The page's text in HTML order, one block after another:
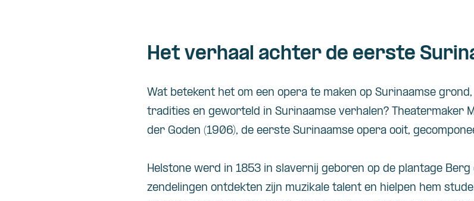
Het verhaal achter de eerste
Wat betekent het om een opera te maken op Surinaamse
tradities en geworteld in Surinaamse verhalen? Theatermaker
der Goden (1906), de eerste Surinaamse opera ooit,
Helstone werd in 1853 in slavernij geboren op de plantage Berg
zendelingen ontdekten zijn muzikale talent en hielpen hem